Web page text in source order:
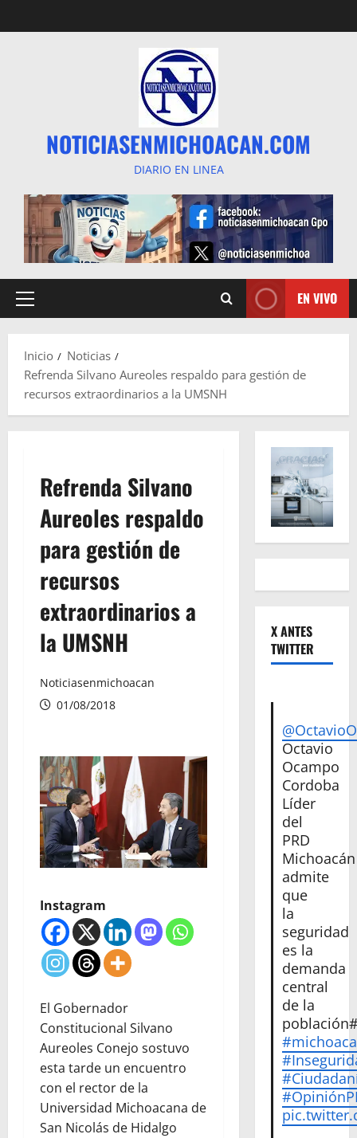
al
NOTICIASENMICHOACAN.COM
DIARIO EN LINEA
Menú
EN VIVO
Inicio
Noticias
Refrenda Silvano Aureoles respaldo para gestión de
recursos extraordinarios a la UMSNH
Refrenda Silvano
Aureoles respaldo
para gestión de
recursos
extraordinarios a
la UMSNH
Noticiasenmichoacan
01/08/2018
Instagram
El Gobernador
Constitucional Silvano
Aureoles Conejo sostuvo
esta tarde un encuentro
con el rector de la
Universidad Michoacana de
San Nicolás de Hidalgo
X ANTES
TWITTER
Octavio
Ocampo
Cordoba
Líder
del
PRD
Michoacán
admite
que
la
seguridad
es la
demanda
central
de la